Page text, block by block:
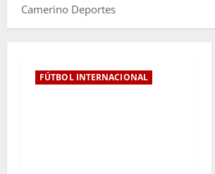
Camerino Deportes
FÚTBOL INTERNACIONAL